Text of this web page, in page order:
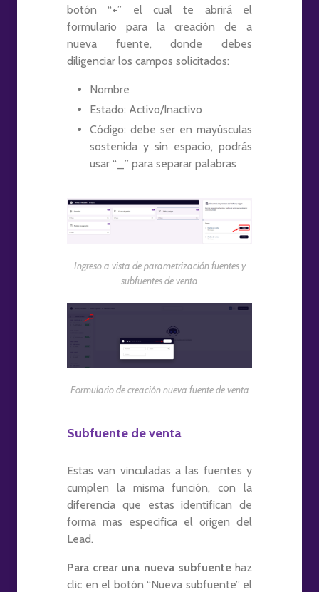
botón “+” el cual te abrirá el
formulario para la creación de a
nueva fuente, donde debes
diligenciar los campos solicitados:
Nombre
Estado: Activo/Inactivo
Código: debe ser en mayúsculas
sostenida y sin espacio, podrás
usar “_” para separar palabras
Ingreso a vista de parametrización fuentes y
subfuentes de venta
Formulario de creación nueva fuente de venta
Subfuente de venta
Estas van vinculadas a las fuentes y
cumplen la misma función, con la
diferencia que estas identifican de
forma mas especifica el origen del
Lead.
Para crear una nueva subfuente haz
clic en el botón “Nueva subfuente” el